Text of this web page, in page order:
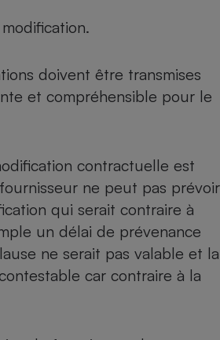
doivent être transmises
et compréhensible pour le
contractuelle est
ne peut pas prévoir
qui serait contraire à
un délai de prévenance
ne serait pas valable et la
car contraire à la